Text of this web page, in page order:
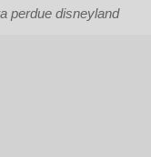
perdue disneyland